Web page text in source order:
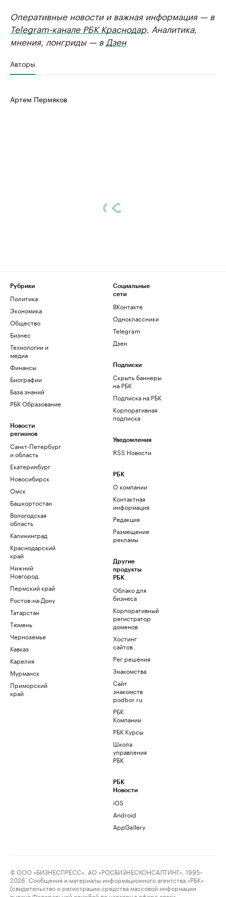
Оперативные новости и важная информация — в
Telegram-канале РБК Краснодар. Аналитика,
мнения, лонгриды — в Дзен
Авторы
Артем Пермяков
Рубрики
Политика
Экономика
Общество
Бизнес
Технологии и
медиа
Финансы
Биографии
База знаний
РБК Образование
Новости
регионов
Санкт-Петербург
и область
Екатеринбург
Новосибирск
Омск
Башкортостан
Вологодская
область
Калининград
Краснодарский
край
Нижний
Новгород
Пермский край
Ростов-на-Дону
Татарстан
Тюмень
Черноземье
Кавказ
Карелия
Мурманск
Приморский
край
Социальные
сети
ВКонтакте
Одноклассники
Telegram
Дзен
Подписки
Скрыть баннеры
на РБК
Подписка на РБК
Корпоративная
подписка
Уведомления
RSS Новости
РБК
О компании
Контактная
информация
Редакция
Размещение
рекламы
Другие
продукты
РБК
Облако для
бизнеса
Корпоративный
регистратор
доменов
Хостинг
сайтов
Рег.решения
Знакомства
Сайт
знакомств
podbor.ru
РБК
Компании
РБК Курсы
Школа
управления
РБК
РБК
Новости
iOS
Android
AppGallery
© ООО «БИЗНЕСПРЕСС», АО «РОСБИЗНЕСКОНСАЛТИНГ», 1995–
2026. Сообщения и материалы информационного агентства «РБК»
(свидетельство о регистрации средства массовой информации